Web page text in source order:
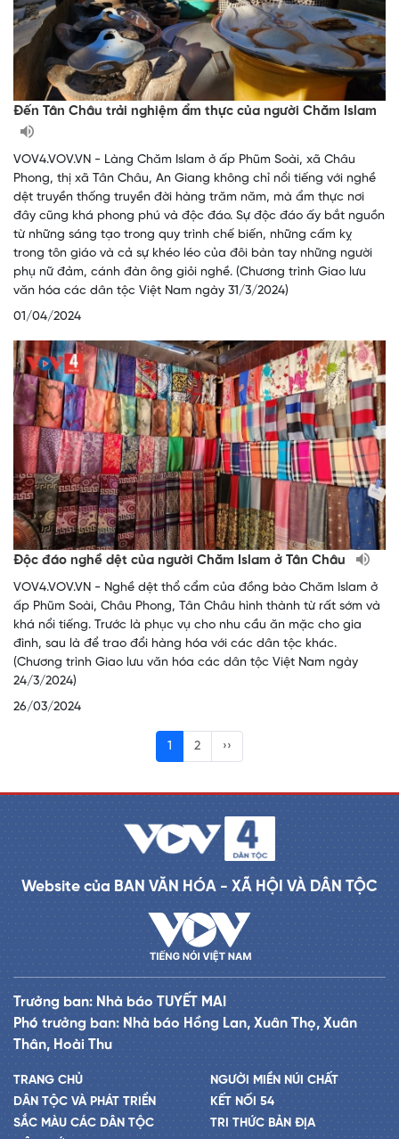
Đến Tân Châu trải nghiệm ẩm thực của người Chăm Islam
VOV4.VOV.VN - Làng Chăm Islam ở ấp Phũm Soài, xã Châu
Phong, thị xã Tân Châu, An Giang không chỉ nổi tiếng với nghề
dệt truyền thống truyền đời hàng trăm năm, mà ẩm thực nơi
đây cũng khá phong phú và độc đáo. Sự độc đáo ấy bắt nguồn
từ những sáng tạo trong quy trình chế biến, những cấm kỵ
trong tôn giáo và cả sự khéo léo của đôi bàn tay những người
phụ nữ đảm, cánh đàn ông giỏi nghề. (Chương trình Giao lưu
văn hóa các dân tộc Việt Nam ngày 31/3/2024)
01/04/2024
Độc đáo nghề dệt của người Chăm Islam ở Tân Châu
VOV4.VOV.VN - Nghề dệt thổ cẩm của đồng bào Chăm Islam ở
ấp Phũm Soài, Châu Phong, Tân Châu hình thành từ rất sớm và
khá nổi tiếng. Trước là phục vụ cho nhu cầu ăn mặc cho gia
đình, sau là để trao đổi hàng hóa với các dân tộc khác.
(Chương trình Giao lưu văn hóa các dân tộc Việt Nam ngày
24/3/2024)
26/03/2024
1 2 ››
Website của BAN VĂN HÓA - XÃ HỘI VÀ DÂN TỘC
Trưởng ban: Nhà báo TUYẾT MAI
Phó trưởng ban: Nhà báo Hồng Lan, Xuân Thọ, Xuân
Thân, Hoài Thu
TRANG CHỦ
DÂN TỘC VÀ PHÁT TRIỂN
SẮC MÀU CÁC DÂN TỘC
NGƯỜI MIỀN NÚI CHẤT
KẾT NỐI 54
TRI THỨC BẢN ĐỊA